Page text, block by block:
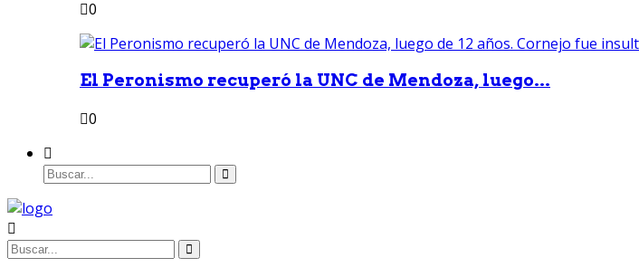
0
El Peronismo recuperó la UNC de Mendoza, luego...
0